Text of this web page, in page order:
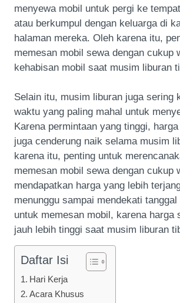
menyewa mobil untuk pergi ke
atau berkumpul dengan keluarga di
halaman mereka. Oleh karena itu,
memesan mobil sewa dengan cukup
kehabisan mobil saat musim liburan
Selain itu, musim liburan juga sering
waktu yang paling mahal untuk
Karena permintaan yang tinggi,
juga cenderung naik selama musim
karena itu, penting untuk
memesan mobil sewa dengan cukup
mendapatkan harga yang lebih
menunggu sampai mendekati
untuk memesan mobil, karena harga
jauh lebih tinggi saat musim liburan
Daftar Isi
Hari Kerja
Acara Khusus